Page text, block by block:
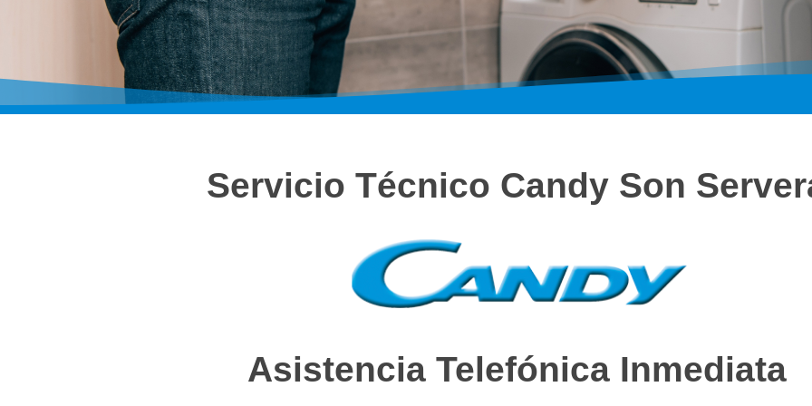
Servicio Técnico Candy Son
Asistencia Telefónica Inmediata